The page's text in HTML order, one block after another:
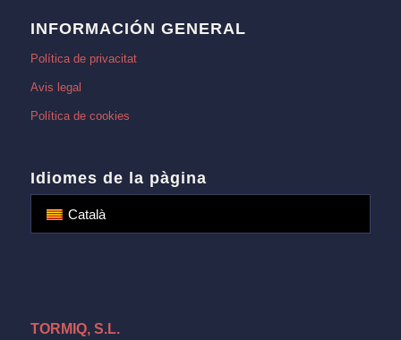
INFORMACIÓN GENERAL
Política de privacitat
Avis legal
Política de cookies
Idiomes de la pàgina
Català
TORMIQ, S.L.